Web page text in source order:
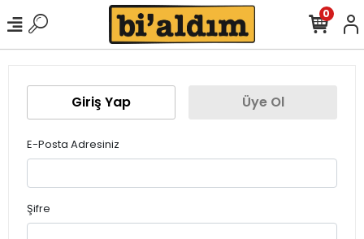
0
Giriş Yap Üye Ol
E-Posta Adresiniz
Şifre